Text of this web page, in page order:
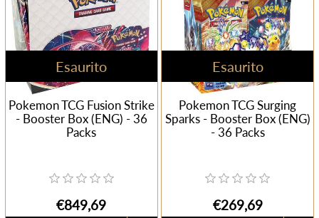
Esaurito
Pokemon TCG Fusion Strike
- Booster Box (ENG) - 36
Packs
€849,69
Esaurito
Pokemon TCG Surging
Sparks - Booster Box (ENG)
- 36 Packs
€269,69